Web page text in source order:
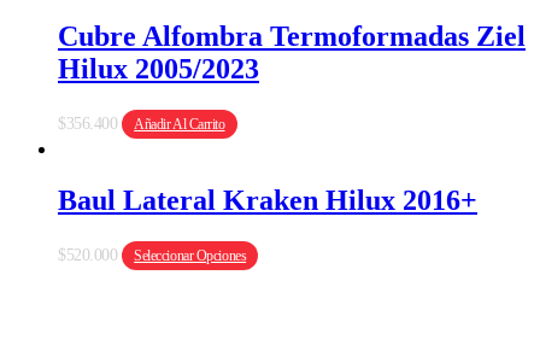
Cubre Alfombra Termoformadas Ziel
Hilux 2005/2023
$356.400 Añadir Al Carrito
Baul Lateral Kraken Hilux 2016+
$520.000 Seleccionar Opciones
Este